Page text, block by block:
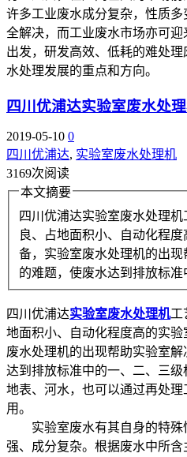
许多工业废水成分复杂，性质
全解决，而工业废水市场亦可
出发，研发高效、低耗的难处
水处理发展的重点和方向。
四川优浦达实验室废水处
2019-05-10 0
四川优浦达, 实验室废水处理机
3169次阅读
本文摘要
四川优浦达实验室废水处理
良、占地面积小、自动化程
备，实验室废水处理机的出
的难题，使废水达到排放标准
四川优浦达实验室废水处理机工
地面积小、自动化程度高的实
废水处理机的出现帮助实验室
达到排放标准中的一、二、三
地表、河水，也可以通过再处理
用。
实验室废水有其自身的特殊
强、成分复杂。根据废水中所